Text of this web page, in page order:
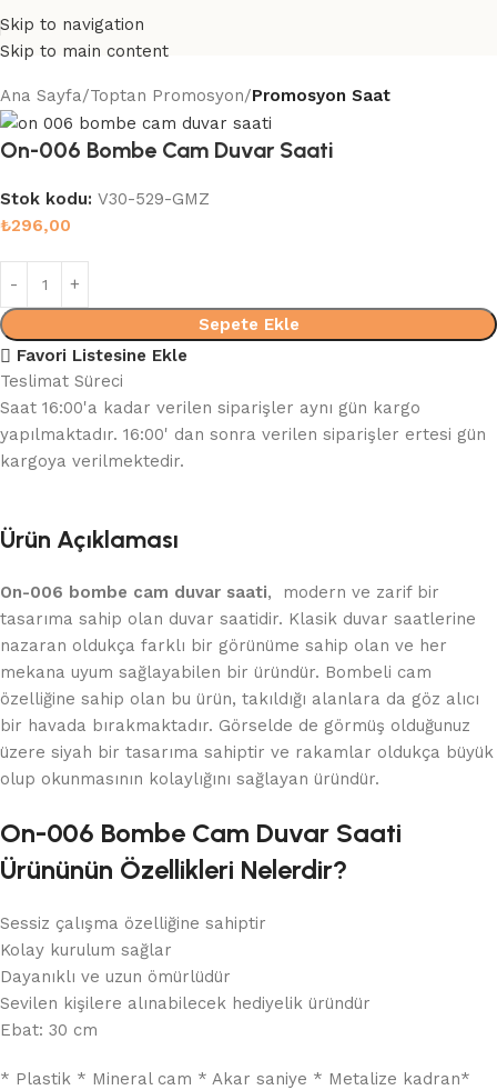
Skip to navigation
Skip to main content
Ana Sayfa Toptan Promosyon Promosyon Saat
On-006 Bombe Cam Duvar Saati
Stok kodu: V30-529-GMZ
₺296,00
Sepete Ekle
Favori Listesine Ekle
Teslimat Süreci
Saat 16:00'a kadar verilen siparişler aynı gün kargo
yapılmaktadır. 16:00' dan sonra verilen siparişler ertesi gün
kargoya verilmektedir.
Ürün Açıklaması
On-006 bombe cam duvar saati, modern ve zarif bir
tasarıma sahip olan duvar saatidir. Klasik duvar saatlerine
nazaran oldukça farklı bir görünüme sahip olan ve her
mekana uyum sağlayabilen bir üründür. Bombeli cam
özelliğine sahip olan bu ürün, takıldığı alanlara da göz alıcı
bir havada bırakmaktadır. Görselde de görmüş olduğunuz
üzere siyah bir tasarıma sahiptir ve rakamlar oldukça büyük
olup okunmasının kolaylığını sağlayan üründür.
On-006 Bombe Cam Duvar Saati
Ürününün Özellikleri Nelerdir?
Sessiz çalışma özelliğine sahiptir
Kolay kurulum sağlar
Dayanıklı ve uzun ömürlüdür
Sevilen kişilere alınabilecek hediyelik üründür
Ebat: 30 cm
* Plastik * Mineral cam * Akar saniye * Metalize kadran*